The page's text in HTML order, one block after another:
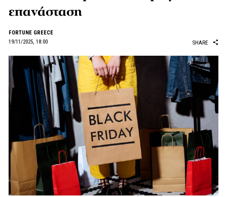
επανάσταση
FORTUNE GREECE
19/11/2025, 18:00
SHARE